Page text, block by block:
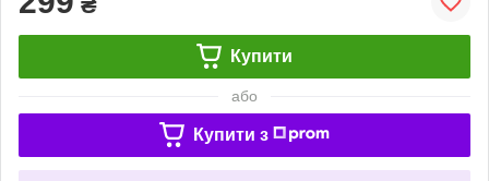
Купити
або
Купити з